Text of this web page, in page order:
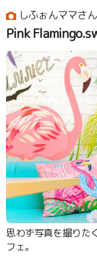
しふぉんママさ
Pink
思わず写真を撮りた
フェ。